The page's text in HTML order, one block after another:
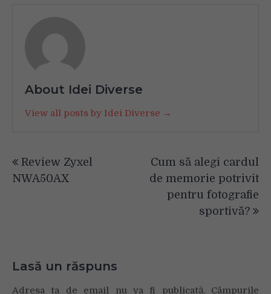
About Idei Diverse
View all posts by Idei Diverse →
în
Review Zyxel
NWA50AX
Cum să alegi cardul
de memorie potrivit
pentru fotografie
sportivă?
Lasă un răspuns
Adresa ta de email nu va fi publicată. Câmpurile